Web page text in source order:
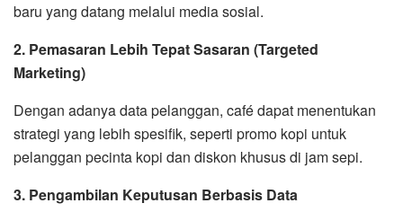
baru yang datang melalui media sosial.
2. Pemasaran Lebih Tepat Sasaran (Targeted
Marketing)
Dengan adanya data pelanggan, café dapat menentukan
strategi yang lebih spesifik, seperti promo kopi untuk
pelanggan pecinta kopi dan diskon khusus di jam sepi.
3. Pengambilan Keputusan Berbasis Data